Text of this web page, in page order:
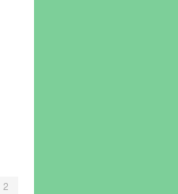
2